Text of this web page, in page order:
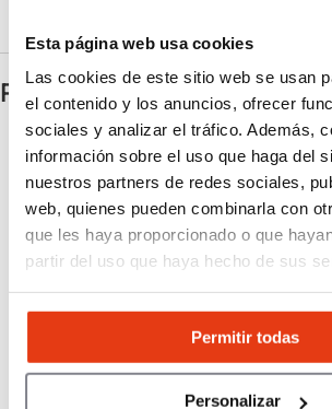
Esta página web usa cookies
Las cookies de este sitio web se usan
el contenido y los anuncios, ofrecer
sociales y analizar el tráfico. Además,
información sobre el uso que haga del
nuestros partners de redes sociales,
web, quienes pueden combinarla con
que les haya proporcionado o que
partir del uso que haya hecho de sus
Permitir todas
Personalizar
Preguntas frecuentes
¿Es necesario disponer de un
abrir una franquicia ViaXpress?
¿Qué opciones tengo si no
furgoneta propia?
¿Cómo funciona la estructura
franquicia?
¿Qué gastos implica ser